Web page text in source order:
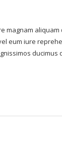
eum iure